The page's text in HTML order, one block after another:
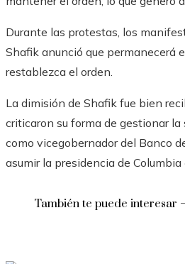
Durante las protestas, los
Shafik anunció que permanecerá
restablezca el orden.
La dimisión de Shafik fue bien
criticaron su forma de gestionar
como vicegobernador del Banco
asumir la presidencia de Columbia
También te puede interesar